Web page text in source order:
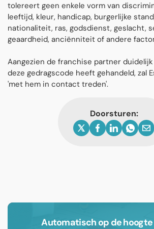
tolereert geen enkele vorm van
leeftijd, kleur, handicap, burgerlijke
nationaliteit, ras, godsdienst, geslacht,
geaardheid, anciënniteit of andere
Aangezien de franchise partner
deze gedragscode heeft gehandeld, zal
'met hem in contact treden'.
Doorsturen:
Automatisch op de